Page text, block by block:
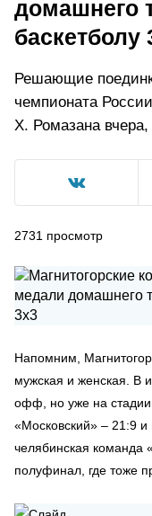
домашнего
баскетболу
Решающие
чемпионата
Х. Ромазана
2731 просмотр
Напомним,
мужская и женская. В
офф, но уже на стадии
«Московский» – 21:9 и
челябинская команда
полуфинал, где тоже